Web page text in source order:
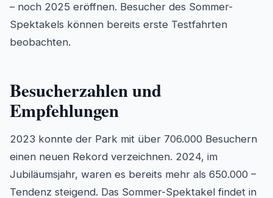
– noch 2025 eröffnen. Besucher des Sommer-
Spektakels können bereits erste Testfahrten
beobachten.
Besucherzahlen und
Empfehlungen
2023 konnte der Park mit über 706.000 Besuchern
einen neuen Rekord verzeichnen. 2024, im
Jubiläumsjahr, waren es bereits mehr als 650.000 –
Tendenz steigend. Das Sommer-Spektakel findet in